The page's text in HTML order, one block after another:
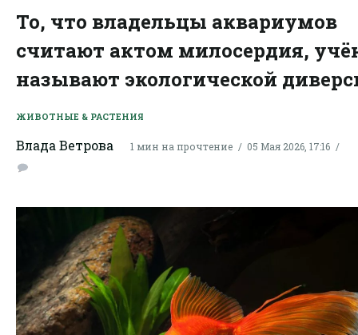
То, что владельцы аквариумов
считают актом милосердия,
называют экологической
ЖИВОТНЫЕ & РАСТЕНИЯ
Влада Ветрова 1 мин на прочтение 05 Мая 2026, 17:16